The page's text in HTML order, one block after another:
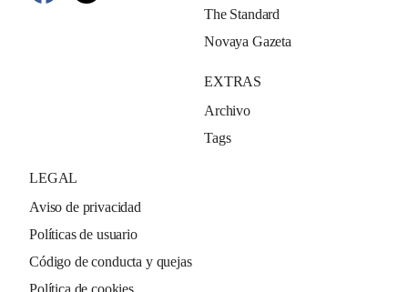
The Standard
Novaya Gazeta
EXTRAS
Archivo
Tags
LEGAL
Aviso de privacidad
Políticas de usuario
Código de conducta y quejas
Política de cookies